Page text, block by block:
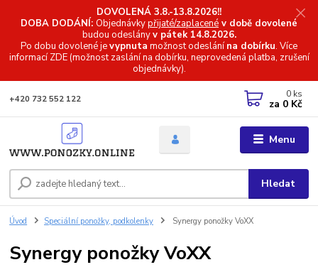
DOVOLENÁ 3.8.-13.8.2026!!
DOBA DODÁNÍ: Objednávkypřijaté/zaplacené v době dovolené
budou odeslányv pátek 14.8.2026.
Po dobu dovolené jevypnuta možnost odeslánína dobírku. Více
informacíZDE (možnost zaslání na dobírku, neprovedená platba, zrušení
objednávky).
Menu
Hledat
+420 732 552 122 0 ks
za 0 Kč
Úvod Speciální ponožky, podkolenky Synergy ponožky VoXX
Synergy ponožky VoXX